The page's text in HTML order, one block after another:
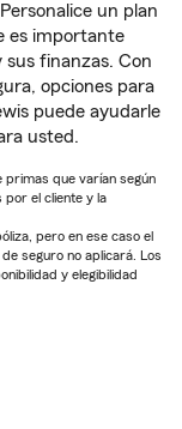
un plan
es importante
finanzas. Con
opciones para
puede ayudarle
usted.
primas que varían según
por el cliente y la
pero en ese caso el
seguro no aplicará. Los
y elegibilidad